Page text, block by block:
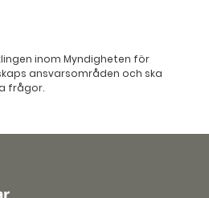
inom Myndigheten för
ansvarsområden och ska
frågor.